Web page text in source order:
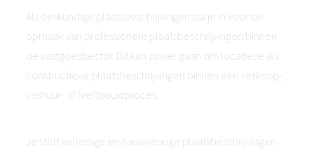
Als deskundige plaatsbeschrijvingen sta je in voor de
opmaak van professionele plaatsbeschrijvingen binnen
de vastgoedsector. Dit kan zowel gaan om locatieve als
constructieve plaatsbeschrijvingen binnen een verkoop-,
verhuur- of (ver)bouwproces.
Je stelt volledige en nauwkeurige plaatsbeschrijvingen